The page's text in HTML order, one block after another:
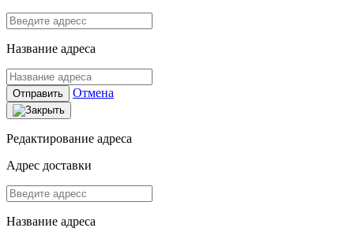
Название адреса
Отправить Отмена
Редактирование адреса
Адрес доставки
Название адреса